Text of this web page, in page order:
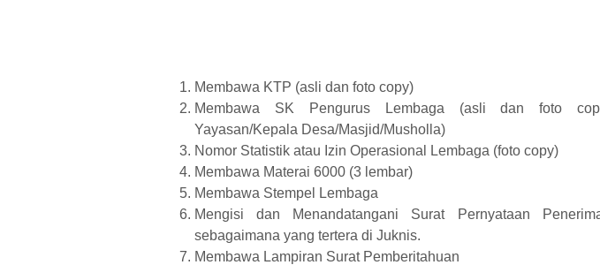
Membawa KTP (asli dan foto copy)
Membawa SK Pengurus Lembaga (asli dan foto
Yayasan/Kepala Desa/Masjid/Musholla)
Nomor Statistik atau Izin Operasional Lembaga (foto copy)
Membawa Materai 6000 (3 lembar)
Membawa Stempel Lembaga
Mengisi dan Menandatangani Surat Pernyataan
sebagaimana yang tertera di Juknis.
Membawa Lampiran Surat Pemberitahuan